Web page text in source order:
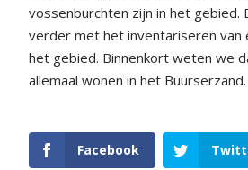
vossenburchten zijn in het gebied.
verder met het inventariseren van
het gebied. Binnenkort weten we
allemaal wonen in het Buurserzand.
Facebook